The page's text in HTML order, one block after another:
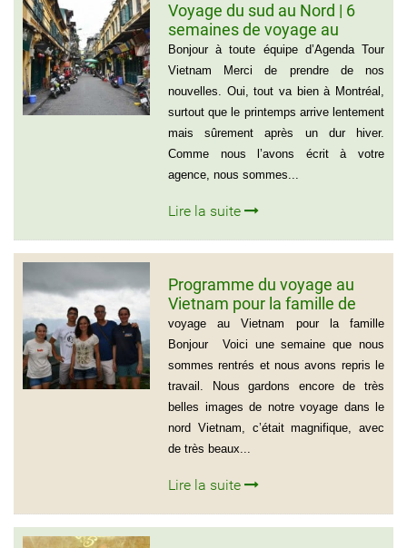
Voyage du sud au Nord | 6
semaines de voyage au
Vietnam – Madame
Marguerite Côté et Monsieur
Gérald Lafleur – 001 514-355-
9066
Bonjour à toute équipe d’Agenda Tour
Vietnam Merci de prendre de nos
nouvelles. Oui, tout va bien à Montréal,
surtout que le printemps arrive lentement
mais sûrement après un dur hiver.
Comme nous l’avons écrit à votre
agence, nous sommes...
Lire la suite
Programme du voyage au
Vietnam pour la famille de
Mme BEAUGRAND
voyage au Vietnam pour la famille
Bonjour Voici une semaine que nous
sommes rentrés et nous avons repris le
travail. Nous gardons encore de très
belles images de notre voyage dans le
nord Vietnam, c’était magnifique, avec
de très beaux...
Lire la suite